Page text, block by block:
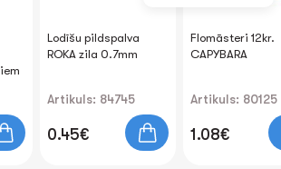
Lodīšu pildspalva
ROKA zila 0.7mm
Artikuls: 84745
0.45€
Flomāsteri 12kr.
CAPYBARA
Artikuls: 80125
1.08€